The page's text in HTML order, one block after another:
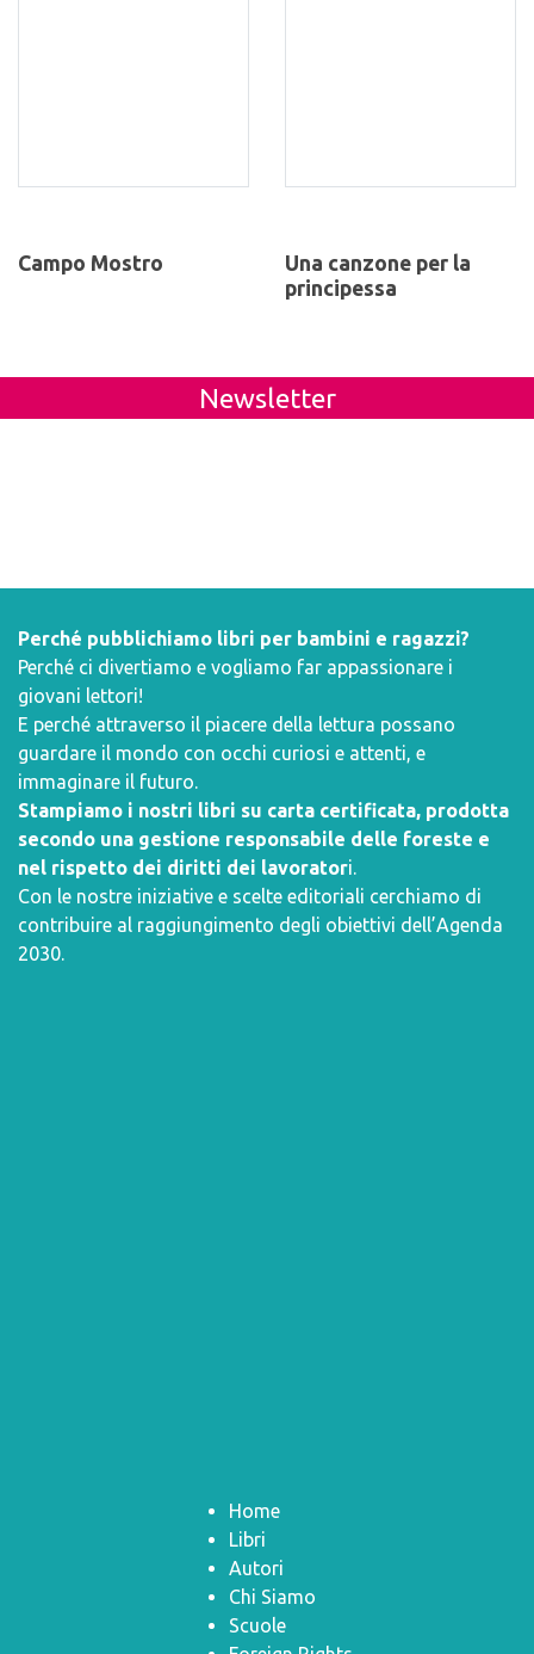
Campo Mostro
Una canzone per la
principessa
Newsletter
Perché pubblichiamo libri per bambini e ragazzi?
Perché ci divertiamo e vogliamo far appassionare i
giovani lettori!
E perché attraverso il piacere della lettura possano
guardare il mondo con occhi curiosi e attenti, e
immaginare il futuro.
Stampiamo i nostri libri su carta certificata, prodotta
secondo una gestione responsabile delle foreste e
nel rispetto dei diritti dei lavoratori.
Con le nostre iniziative e scelte editoriali cerchiamo di
contribuire al raggiungimento degli obiettivi dell’Agenda
2030.
Home
Libri
Autori
Chi Siamo
Scuole